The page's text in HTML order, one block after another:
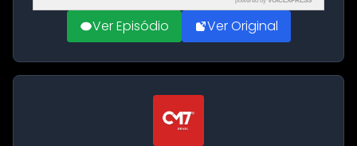
Ver Episódio Ver Original